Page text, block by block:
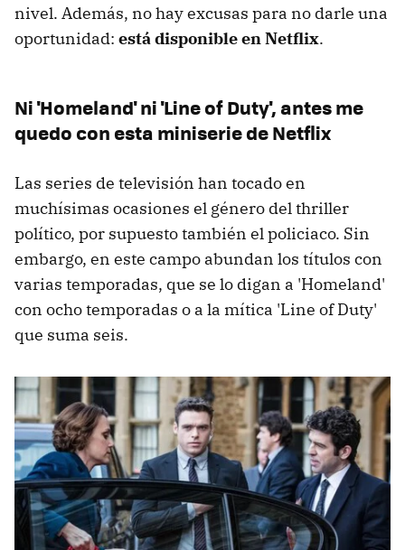
nivel. Además, no hay excusas para no darle una
oportunidad: está disponible en Netflix.
Ni 'Homeland' ni 'Line of Duty', antes me
quedo con esta miniserie de Netflix
Las series de televisión han tocado en
muchísimas ocasiones el género del thriller
político, por supuesto también el policiaco. Sin
embargo, en este campo abundan los títulos con
varias temporadas, que se lo digan a 'Homeland'
con ocho temporadas o a la mítica 'Line of Duty'
que suma seis.